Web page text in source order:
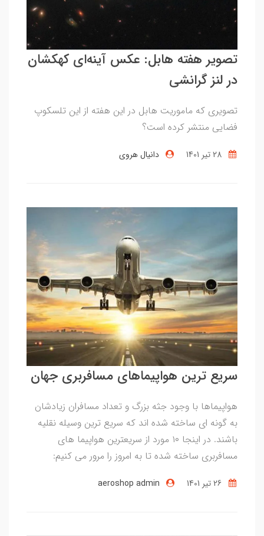
تصویر هفته هابل: عکس آینه‌ای کهکشان
در لنز گرانشی
تصویری که ماموریت هابل در این هفته از این تلسکوپ
فضایی منتشر کرده است؟
دانیال هروی
سریع ترین هواپیماهای مسافربری جهان
هواپیماها با وجود جثه بزرگ و تعداد مسافران زیادشان
به گونه ای ساخته شده اند که سریع ترین وسیله نقلیه
باشند. در اینجا ۱۰ مورد از سریعترین هواپیما های
مسافربری ساخته شده تا به امروز را مرور می کنیم:
aeroshop admin